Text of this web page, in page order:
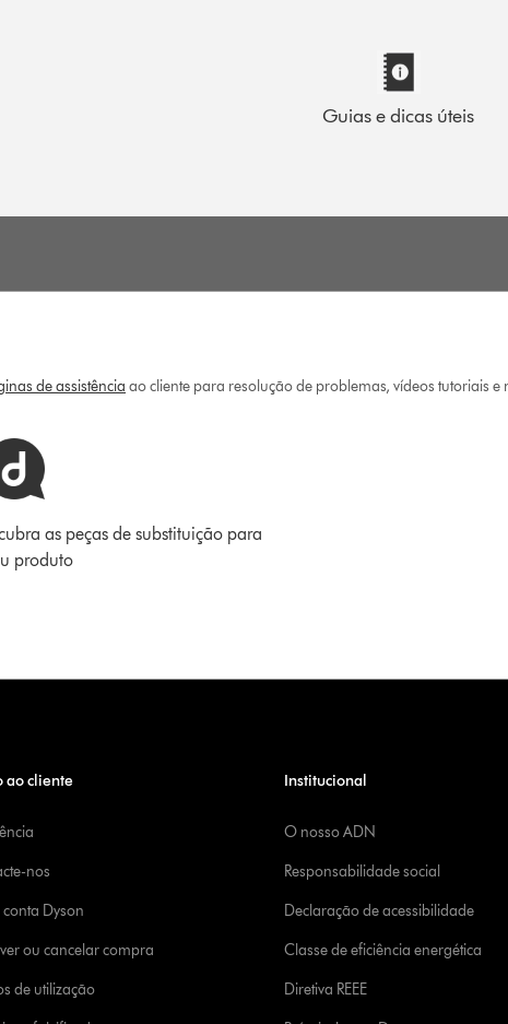
Guias e dicas úteis
de assistência ao cliente para resolução de problemas, vídeos tutoriais e
as peças de substituição para
produto
ao cliente
nos
Dyson
ou cancelar compra
de utilização
Institucional
O nosso ADN
Responsabilidade social
Declaração de acessibilidade
Classe de eficiência energética
Diretiva REEE